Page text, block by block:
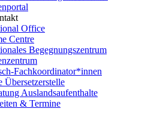
Office
Centre
Begegnungszentrum
Fachkoordinator*innen
Übersetzerstelle
Auslandsaufenthalte
& Termine